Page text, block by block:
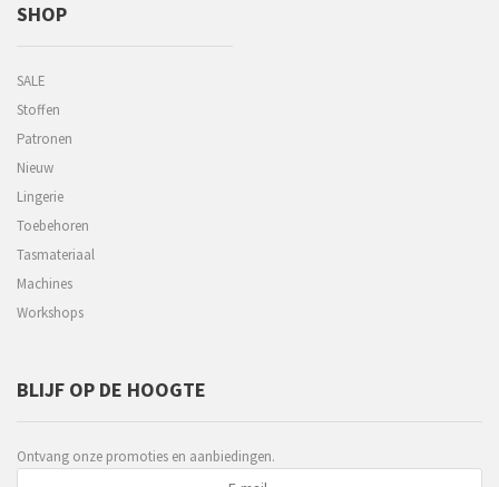
SHOP
SALE
Stoffen
Patronen
Nieuw
Lingerie
Toebehoren
Tasmateriaal
Machines
Workshops
BLIJF OP DE HOOGTE
Ontvang onze promoties en aanbiedingen.